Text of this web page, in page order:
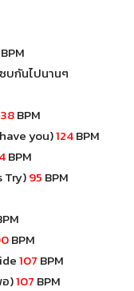
BPM
บกันไปนานๆ
BPM
you)124BPM
BPM
Try)95 BPM
BPM
107 BPM
อ)107 BPM